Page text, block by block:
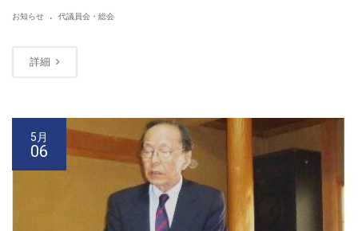
お知らせ . 代議員会・総会
詳細
5月
06